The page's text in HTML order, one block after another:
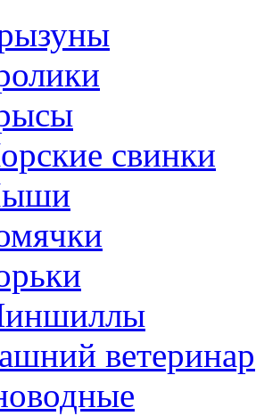
свинки
ветеринар